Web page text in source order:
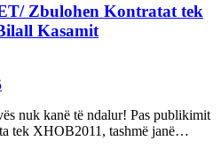
Zbulohen Kontratat tek
Kasamit
nuk kanë të ndalur! Pas publikimit
tek XHOB2011, tashmë janë…